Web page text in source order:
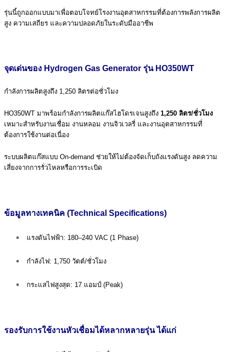
รุ่นนี้ถูกออกแบบมาเพื่อตอบโจทย์โรงงานอุตสาหกรรมที่ต้องการพลังการผลิต
สูง ความเสถียร และความปลอดภัยในระดับมืออาชีพ
จุดเด่นของ Hydrogen Gas Generator รุ่น HO350WT
กำลังการผลิตสูงถึง 1,250 ลิตรต่อชั่วโมง
HO350WT มาพร้อมกำลังการผลิตแก๊สไฮโดรเจนสูงถึง 1,250 ลิตร/ชั่วโมง
เหมาะสำหรับงานเชื่อม งานหลอม งานจิวเวลรี่ และงานอุตสาหกรรมที่
ต้องการใช้งานต่อเนื่อง
ระบบผลิตแก๊สแบบ On-demand ช่วยให้ไม่ต้องจัดเก็บถังแรงดันสูง ลดความ
เสี่ยงจากการรั่วไหลหรือการระเบิด
ข้อมูลทางเทคนิค (Technical Specifications)
แรงดันไฟฟ้า: 180–240 VAC (1 Phase)
กำลังไฟ: 1,750 วัตต์/ชั่วโมง
กระแสไฟสูงสุด: 17 แอมป์ (Peak)
รองรับการใช้งานหัวเชื่อมได้หลากหลายรุ่น ได้แก่